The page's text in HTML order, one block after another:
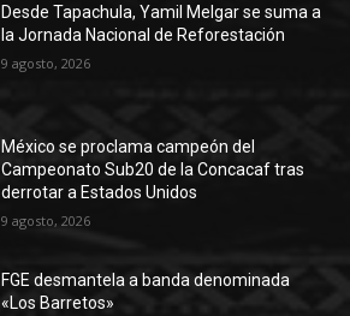
Desde Tapachula, Yamil Melgar se suma a
la Jornada Nacional de Reforestación
9 agosto, 2026
México se proclama campeón del
Campeonato Sub20 de la Concacaf tras
derrotar a Estados Unidos
9 agosto, 2026
FGE desmantela a banda denominada
«Los Barretos»